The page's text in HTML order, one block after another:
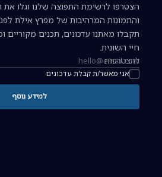
הצטרפו לרשימת התפוצה שלנו וגלו את
והתמונות המרהיבות של מפרץ אילת
תקבלו מאתנו עדכונים, תכנים מקוריים
חיי השונית.
כתובת אימייל להרשמה לניוזלטר
אני מאשר/ת קבלת עדכונים
להצטרפות
למידע נוסף